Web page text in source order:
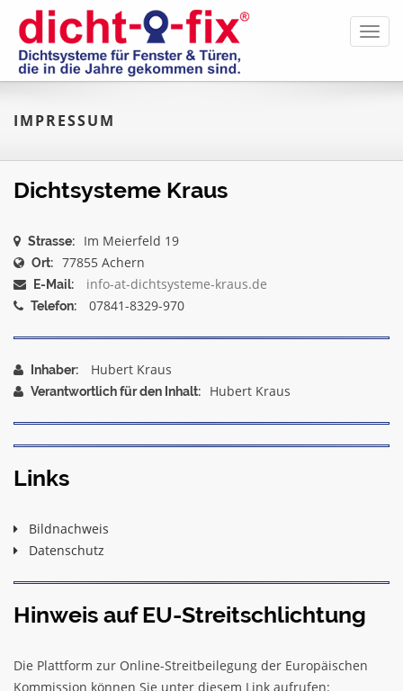
IMPRESSUM
Dichtsysteme Kraus
Strasse: Im Meierfeld 19
Ort: 77855 Achern
E-Mail: info-at-dichtsysteme-kraus.de
Telefon: 07841-8329-970
Inhaber: Hubert Kraus
Verantwortlich für den Inhalt: Hubert Kraus
Links
Bildnachweis
Datenschutz
Hinweis auf EU-Streitschlichtung
Die Plattform zur Online-Streitbeilegung der Europäischen
Kommission können Sie unter diesem Link aufrufen: